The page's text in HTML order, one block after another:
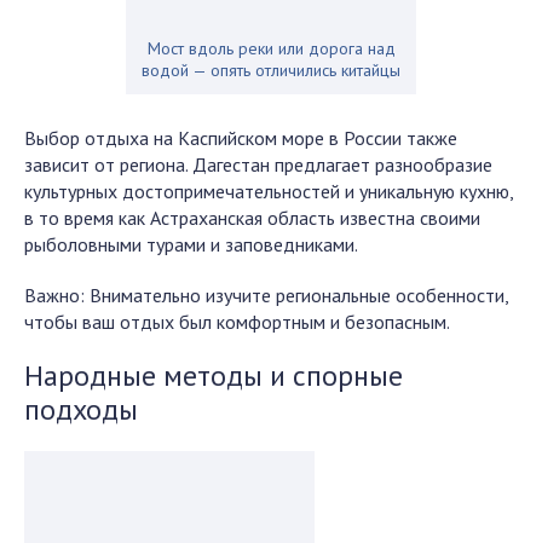
Мост вдоль реки или дорога над
водой — опять отличились китайцы
Выбор отдыха на Каспийском море в России также
зависит от региона. Дагестан предлагает разнообразие
культурных достопримечательностей и уникальную кухню,
в то время как Астраханская область известна своими
рыболовными турами и заповедниками.
Важно: Внимательно изучите региональные особенности,
чтобы ваш отдых был комфортным и безопасным.
Народные методы и спорные
подходы